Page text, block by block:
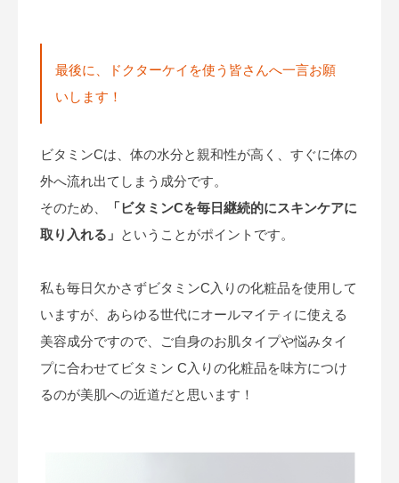
最後に、ドクターケイを使う皆さんへ一言お願
いします！
ビタミンCは、体の水分と親和性が高く、すぐに体の
外へ流れ出てしまう成分です。
そのため、
「ビタミンCを毎日継続的にスキンケアに
取り入れる」 ということがポイントです。
私も毎日欠かさずビタミンC入りの化粧品を使用して
いますが、あらゆる世代にオールマイティに使える
美容成分ですので、ご自身のお肌タイプや悩みタイ
プに合わせてビタミン C入りの化粧品を味方につけ
るのが美肌への近道だと思います！